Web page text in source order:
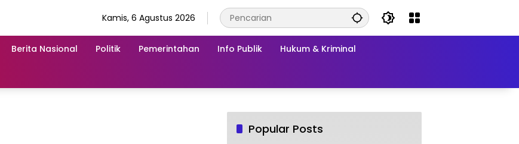
Kamis, 6 Agustus 2026
Berita Nasional Politik Pemerintahan Info Publik Hukum & Kriminal
Popular Posts